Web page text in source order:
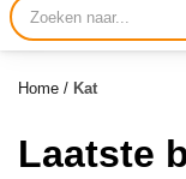
Producten
zoeken
Home / Kat
Laatste